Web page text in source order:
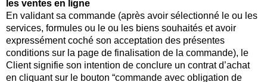
les ventes en ligne
En validant sa commande (après avoir sélectionné le ou les
services, formules ou le ou les biens souhaités et avoir
expressément coché son acceptation des présentes
conditions sur la page de finalisation de la commande), le
Client signifie son intention de conclure un contrat d’achat
en cliquant sur le bouton “commande avec obligation de